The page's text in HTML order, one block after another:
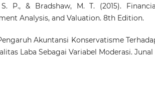
P., & Bradshaw, M. T. (2015).
Analysis, and Valuation. 8th Edition.
Akuntansi Konservatisme
Laba Sebagai Variabel Moderasi. Junal